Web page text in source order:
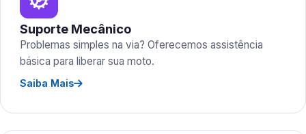
Suporte Mecânico
Problemas simples na via? Oferecemos assistência
básica para liberar sua moto.
Saiba Mais